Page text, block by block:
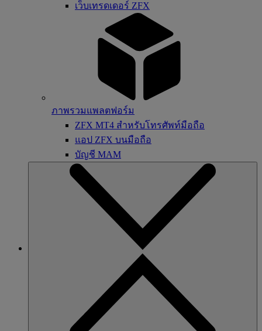
เว็บเทรดเดอร์ ZFX
ภาพรวมแพลตฟอร์ม
ZFX MT4 สำหรับโทรศัพท์มือถือ
แอป ZFX บนมือถือ
บัญชี MAM